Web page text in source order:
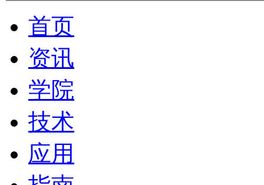
首页
资讯
学院
技术
应用